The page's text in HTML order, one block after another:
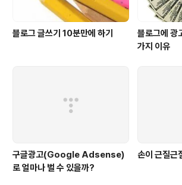
블로그 글쓰기 10분만에 하기
블로그에 광
가지 이유
구글광고(Google Adsense)
로 얼마나 벌 수 있을까?
손이 근질근